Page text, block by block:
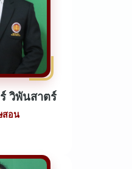
วิพันสาตร์
สอน